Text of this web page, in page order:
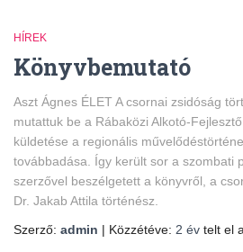
HÍREK
Könyvbemutató
Aszt Ágnes ÉLET A csornai zsidóság
mutattuk be a Rábaközi Alkotó-
küldetése a regionális
továbbadása. Így került sor a szombati
szerzővel beszélgetett a könyvről, a
Dr. Jakab Attila történész.
Szerző: admin | Közzétéve: 2 év telt el